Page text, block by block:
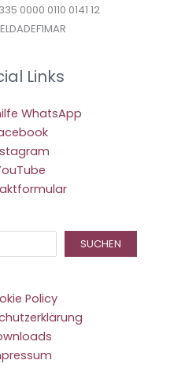
0000 0110 0141 12
Links
WhatsApp
SUCHEN
Policy